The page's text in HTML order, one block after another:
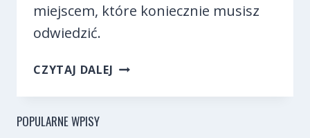
miejscem, które koniecznie musisz
odwiedzić.
CZYTAJ DALEJ KOLEJ
REGULICE
POPULARNE WPISY